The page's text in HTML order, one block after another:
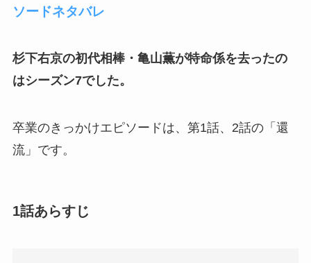
ソードネタバレ
杉下右京の初代相棒・亀山薫が特命係を去ったの
はシーズン7でした。
卒業のきっかけエピソードは、第1話、2話の「還
流」です。
1話あらすじ